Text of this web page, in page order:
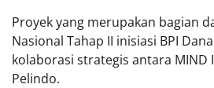
Proyek yang merupakan bagian
Nasional Tahap II inisiasi BPI
kolaborasi strategis antara MIND
Pelindo.